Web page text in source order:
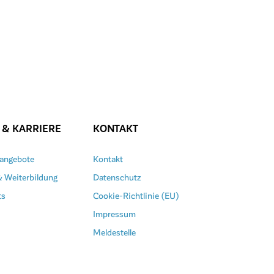
KARRIERE
Weiterbildung
KONTAKT
Kontakt
Datenschutz
Cookie-Richtlinie (EU)
Impressum
Meldestelle